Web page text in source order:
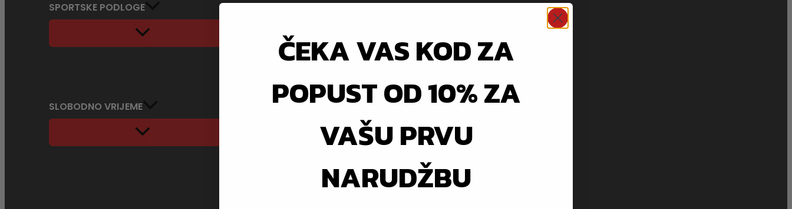
SPORTSKE PODLOGE
SLOBODNO VRIJEME
ČEKA VAS KOD ZA
POPUST OD 10% ZA
VAŠU PRVU
NARUDŽBU